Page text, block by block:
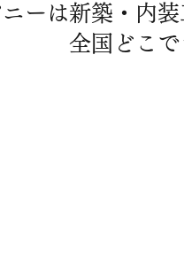
ーは新築・内
全国どこで